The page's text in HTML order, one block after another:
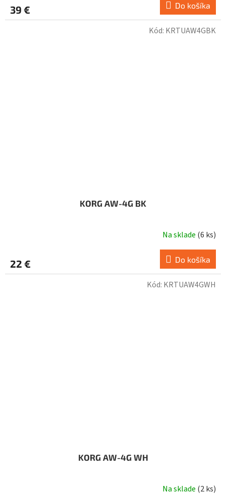
39 € Do košíka
KORG AW-4G BK
Na sklade (6 ks)
22 € Do košíka
Kód: KRTUAW4GBK
KORG AW-4G WH
Na sklade (2 ks)
Kód: KRTUAW4GWH